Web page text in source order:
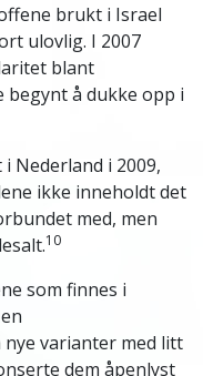
brukt i Israel
ulovlig. I 2007
blant
å dukke opp i
Nederland i 2009,
ikke inneholdt det
med, men
10
som finnes i
varianter med litt
dem åpenlyst